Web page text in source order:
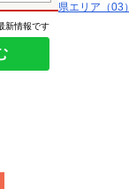
新情報です
県エリア（03）